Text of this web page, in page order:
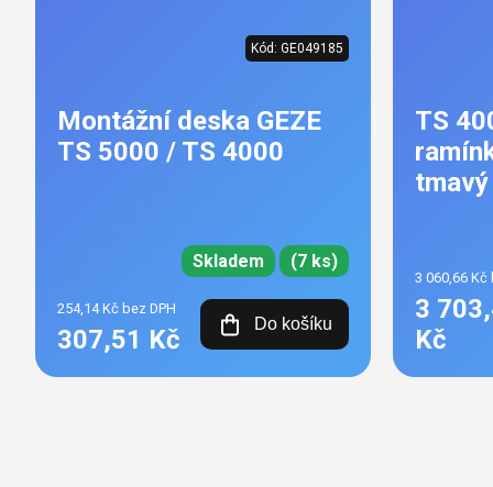
Kód: GE049185
Montážní deska GEZE
TS 5000 / TS 4000
Skladem (7 ks)
254,14 Kč bez DPH
307,51 Kč
Do košíku
TS
3 060,66 Kč
3
Kč